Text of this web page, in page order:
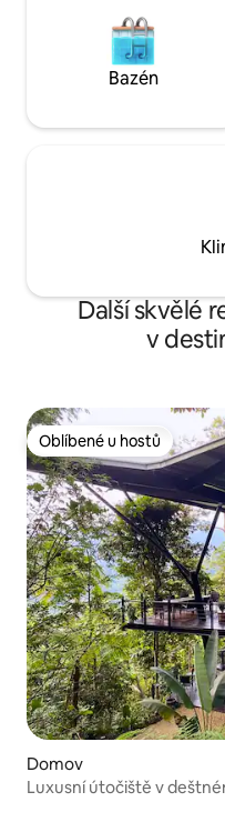
(Moth Orchids), Ulu Yam –
minut jízdy) Genting
Outlets – 25 km (30 minut
World Genting – 32 km
Kuala Kubu Bharu – 21
jízdy) Chiling Waterfalls –
Bazén
Další skvělé
v
Oblíbené u hostů
Oblíbené u hostů
Domov
Luxusní útočiště v